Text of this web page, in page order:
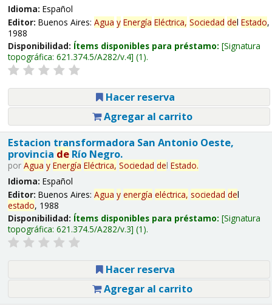
Idioma: Español
Editor: Buenos Aires: Agua y Energía Eléctrica, Sociedad del Estado,
1988
Disponibilidad: Ítems disponibles para préstamo: Signatura
topográfica: 621.374.5/A282/v.4 (1).
Hacer reserva
Agregar al carrito
Estacion transformadora San Antonio Oeste,
provincia deRío Negro.
por Agua y Energía Eléctrica, Sociedad del Estado.
Idioma: Español
Editor: Buenos Aires: Agua y energía eléctrica, sociedad del
estado, 1988
Disponibilidad: Ítems disponibles para préstamo: Signatura
topográfica: 621.374.5/A282/v.3 (1).
Hacer reserva
Agregar al carrito